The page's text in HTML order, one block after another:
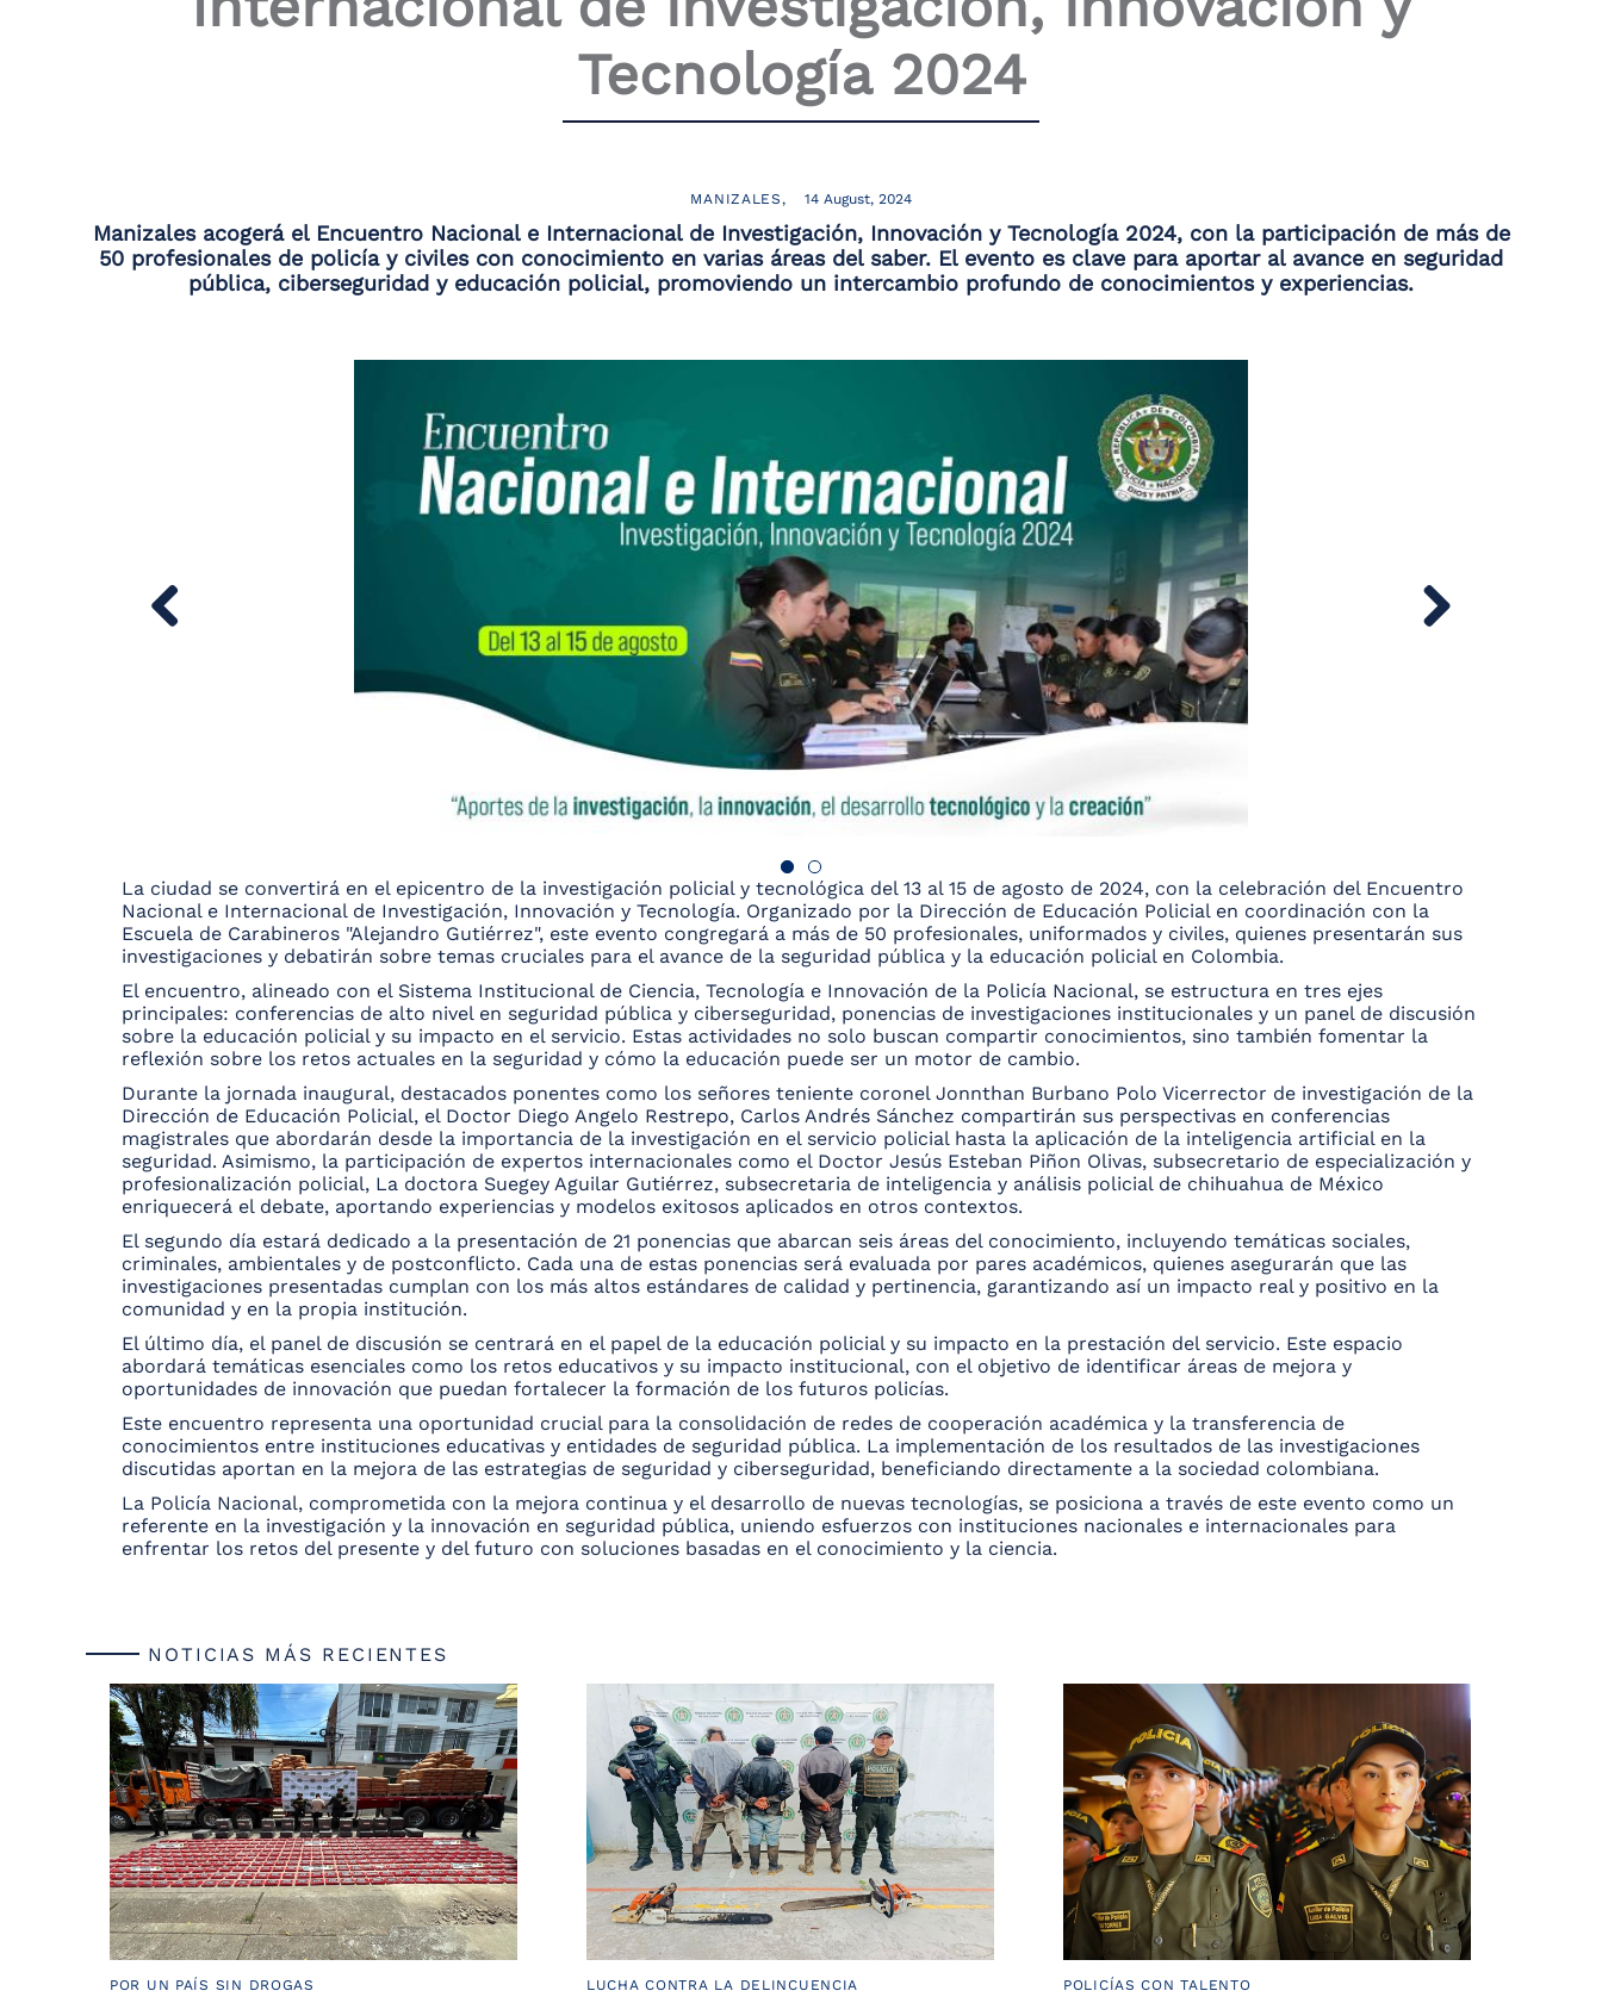
Tecnología 2024
MANIZALES 14 August, 2024
Manizales acogerá el Encuentro Nacional e Internacional de Investigación, Innovación y Tecnología 2024, con la participación de más de
50 profesionales de policía y civiles con conocimiento en varias áreas del saber. El evento es clave para aportar al avance en seguridad
pública, ciberseguridad y educación policial, promoviendo un intercambio profundo de conocimientos y experiencias.
La ciudad se convertirá en el epicentro de la investigación policial y tecnológica del 13 al 15 de agosto de 2024, con la celebración del Encuentro
Nacional e Internacional de Investigación, Innovación y Tecnología. Organizado por la Dirección de Educación Policial en coordinación con la
Escuela de Carabineros "Alejandro Gutiérrez", este evento congregará a más de 50 profesionales, uniformados y civiles, quienes presentarán sus
investigaciones y debatirán sobre temas cruciales para el avance de la seguridad pública y la educación policial en Colombia.
El encuentro, alineado con el Sistema Institucional de Ciencia, Tecnología e Innovación de la Policía Nacional, se estructura en tres ejes
principales: conferencias de alto nivel en seguridad pública y ciberseguridad, ponencias de investigaciones institucionales y un panel de discusión
sobre la educación policial y su impacto en el servicio. Estas actividades no solo buscan compartir conocimientos, sino también fomentar la
reflexión sobre los retos actuales en la seguridad y cómo la educación puede ser un motor de cambio.
Durante la jornada inaugural, destacados ponentes como los señores teniente coronel Jonnthan Burbano Polo Vicerrector de investigación de la
Dirección de Educación Policial, el Doctor Diego Angelo Restrepo, Carlos Andrés Sánchez compartirán sus perspectivas en conferencias
magistrales que abordarán desde la importancia de la investigación en el servicio policial hasta la aplicación de la inteligencia artificial en la
seguridad. Asimismo, la participación de expertos internacionales como el Doctor Jesús Esteban Piñon Olivas, subsecretario de especialización y
profesionalización policial, La doctora Suegey Aguilar Gutiérrez, subsecretaria de inteligencia y análisis policial de chihuahua de México
enriquecerá el debate, aportando experiencias y modelos exitosos aplicados en otros contextos.
El segundo día estará dedicado a la presentación de 21 ponencias que abarcan seis áreas del conocimiento, incluyendo temáticas sociales,
criminales, ambientales y de postconflicto. Cada una de estas ponencias será evaluada por pares académicos, quienes asegurarán que las
investigaciones presentadas cumplan con los más altos estándares de calidad y pertinencia, garantizando así un impacto real y positivo en la
comunidad y en la propia institución.
El último día, el panel de discusión se centrará en el papel de la educación policial y su impacto en la prestación del servicio. Este espacio
abordará temáticas esenciales como los retos educativos y su impacto institucional, con el objetivo de identificar áreas de mejora y
oportunidades de innovación que puedan fortalecer la formación de los futuros policías.
Este encuentro representa una oportunidad crucial para la consolidación de redes de cooperación académica y la transferencia de
conocimientos entre instituciones educativas y entidades de seguridad pública. La implementación de los resultados de las investigaciones
discutidas aportan en la mejora de las estrategias de seguridad y ciberseguridad, beneficiando directamente a la sociedad colombiana.
La Policía Nacional, comprometida con la mejora continua y el desarrollo de nuevas tecnologías, se posiciona a través de este evento como un
referente en la investigación y la innovación en seguridad pública, uniendo esfuerzos con instituciones nacionales e internacionales para
enfrentar los retos del presente y del futuro con soluciones basadas en el conocimiento y la ciencia.
NOTICIAS MÁS RECIENTES
POR UN PAÍS SIN DROGAS LUCHA CONTRA LA DELINCUENCIA POLICÍAS CON TALENTO